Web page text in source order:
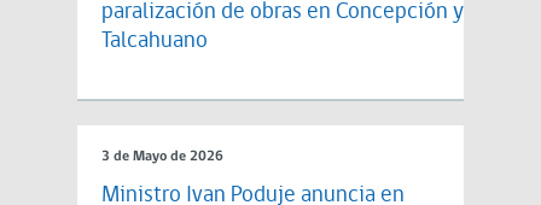
paralización de obras en Concepción y
Talcahuano
3 de Mayo de 2026
Ministro Ivan Poduje anuncia en